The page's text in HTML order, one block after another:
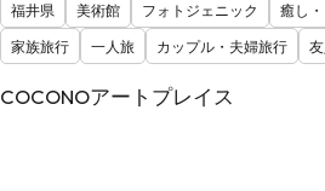
福井県 美術館 フォトジェニック 癒し
家族旅行
一人旅 カップル・夫婦旅行
COCONOアートプレイス